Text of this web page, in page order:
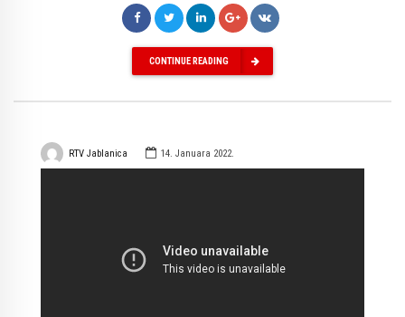
CONTINUE READING
RTV Jablanica 14. Januara 2022.